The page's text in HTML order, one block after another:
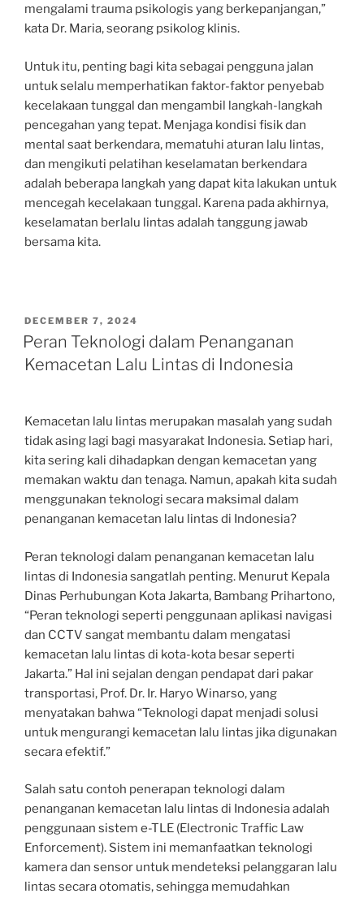
mengalami trauma psikologis yang berkepanjangan,”
kata Dr. Maria, seorang psikolog klinis.
Untuk itu, penting bagi kita sebagai pengguna jalan
untuk selalu memperhatikan faktor-faktor penyebab
kecelakaan tunggal dan mengambil langkah-langkah
pencegahan yang tepat. Menjaga kondisi fisik dan
mental saat berkendara, mematuhi aturan lalu lintas,
dan mengikuti pelatihan keselamatan berkendara
adalah beberapa langkah yang dapat kita lakukan untuk
mencegah kecelakaan tunggal. Karena pada akhirnya,
keselamatan berlalu lintas adalah tanggung jawab
bersama kita.
POSTED
ON
DECEMBER 7, 2024
Peran Teknologi dalam Penanganan
Kemacetan Lalu Lintas di Indonesia
Kemacetan lalu lintas merupakan masalah yang sudah
tidak asing lagi bagi masyarakat Indonesia. Setiap hari,
kita sering kali dihadapkan dengan kemacetan yang
memakan waktu dan tenaga. Namun, apakah kita sudah
menggunakan teknologi secara maksimal dalam
penanganan kemacetan lalu lintas di Indonesia?
Peran teknologi dalam penanganan kemacetan lalu
lintas di Indonesia sangatlah penting. Menurut Kepala
Dinas Perhubungan Kota Jakarta, Bambang Prihartono,
“Peran teknologi seperti penggunaan aplikasi navigasi
dan CCTV sangat membantu dalam mengatasi
kemacetan lalu lintas di kota-kota besar seperti
Jakarta.” Hal ini sejalan dengan pendapat dari pakar
transportasi, Prof. Dr. Ir. Haryo Winarso, yang
menyatakan bahwa “Teknologi dapat menjadi solusi
untuk mengurangi kemacetan lalu lintas jika digunakan
secara efektif.”
Salah satu contoh penerapan teknologi dalam
penanganan kemacetan lalu lintas di Indonesia adalah
penggunaan sistem e-TLE (Electronic Traffic Law
Enforcement). Sistem ini memanfaatkan teknologi
kamera dan sensor untuk mendeteksi pelanggaran lalu
lintas secara otomatis, sehingga memudahkan